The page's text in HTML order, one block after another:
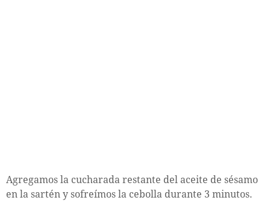
Agregamos la cucharada restante del aceite de sésamo
en la sartén y sofreímos la cebolla durante 3 minutos.